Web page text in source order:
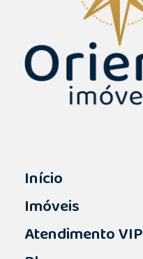
Início
Imóveis
Atendimento VIP